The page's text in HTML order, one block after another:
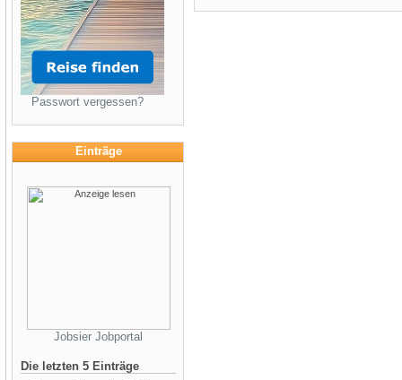
Passwort vergessen?
Einträge
Jobsier Jobportal
Die letzten 5 Einträge